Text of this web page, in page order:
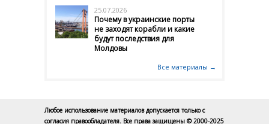
25.07.2026
Почему в украинские порты
не заходят корабли и какие
будут последствия для
Молдовы
Все материалы →
Любое использование материалов допускается только с
согласия правообладателя. Все права защищены © 2000-2025